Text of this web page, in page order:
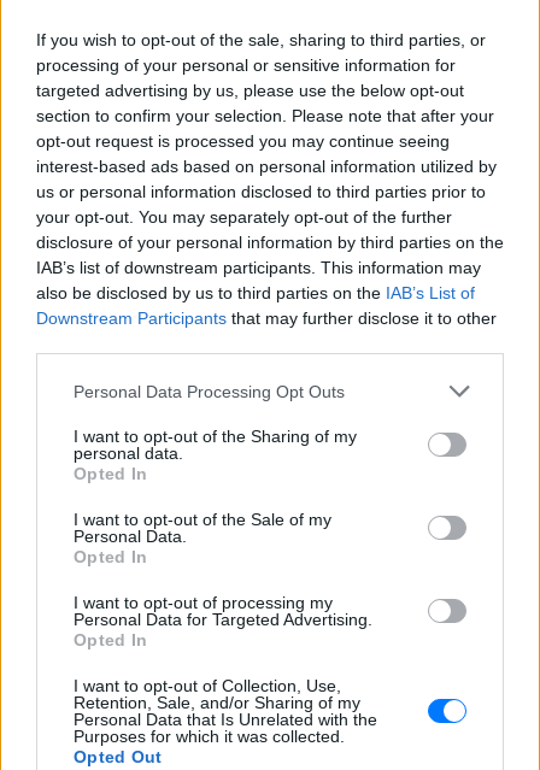
If you wish to opt-out of the sale, sharing to third parties, or
processing of your personal or sensitive information for
targeted advertising by us, please use the below opt-out
section to confirm your selection. Please note that after your
opt-out request is processed you may continue seeing
interest-based ads based on personal information utilized by
us or personal information disclosed to third parties prior to
your opt-out. You may separately opt-out of the further
disclosure of your personal information by third parties on the
IAB’s list of downstream participants. This information may
also be disclosed by us to third parties on the IAB’s List of
Downstream Participants that may further disclose it to other
Personal Data Processing Opt Outs
I want to opt-out of the Sharing of my
personal data.
Opted In
I want to opt-out of the Sale of my
Personal Data.
Opted In
I want to opt-out of processing my
Personal Data for Targeted Advertising.
Opted In
I want to opt-out of Collection, Use,
Retention, Sale, and/or Sharing of my
Personal Data that Is Unrelated with the
Purposes for which it was collected.
Opted Out
ΔΕΙΤΕ ΕΠΙΣΗΣ
ΣΤΗΝ ΙΔΙΑ ΚΑΤΗΓΟΡΙΑ
Γιαννακόπουλος για Ολυμπιακό:
«Πριν 10 χρόνια φώναζαν
οφσάιντ, δεν ήξεραν ότι η
μπάλα μπάσκετ είναι
πορτοκαλί»
ΧΤΕΣ
αναφέρθηκε, μεταξύ άλλων, στην
αντιπαλότητα με τον Ολυμπιακό και στο
Αλογα σε πανηγύρια της
απαντά σε όσους θεωρούν την
κριτική «επίθεση στον τόπο»
Βίντεο με άλογα να εκτελούν φιγούρες
δίπλα σε σπασμένα μπουκάλια
Έφυγε από τη ζωή στα 74 του ο
σπουδαίος ηθοποιός Νίκος
Καλογερόπουλος